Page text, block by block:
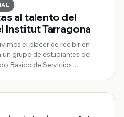
al talento del
Institut Tarragona
el placer de recibir en
un grupo de estudiantes del
Básico de Servicios